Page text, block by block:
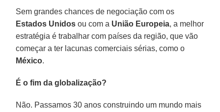
Sem grandes chances de negociação com os
Estados Unidos ou com a União Europeia, a melhor
estratégia é trabalhar com países da região, que vão
começar a ter lacunas comerciais sérias, como o
México.
É o fim da globalização?
Não. Passamos 30 anos construindo um mundo mais